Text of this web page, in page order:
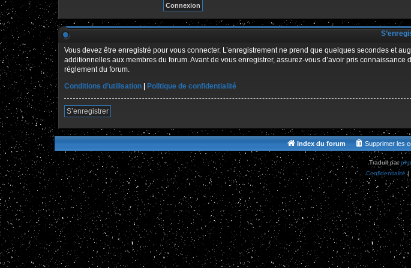
Vous devez être enregistré pour vous connecter. L’enregistrement ne prend que quelques secondes et
additionnelles aux membres du forum. Avant de vous enregistrer, assurez-vous d’avoir pris
règlement du forum.
Conditions d’utilisation
Politique de confidentialité
S’enregistrer
Index du forum Supprimer les
Traduit par
Confidentialité |